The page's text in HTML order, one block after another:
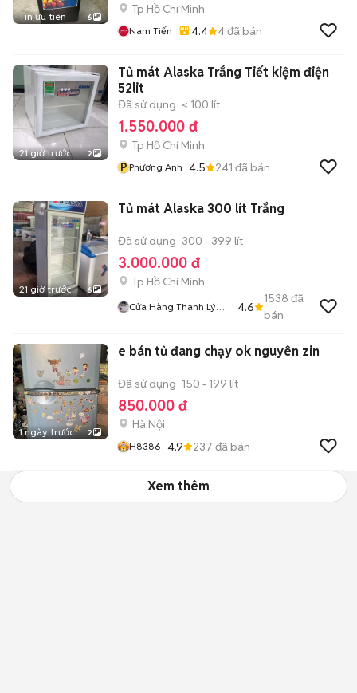
Tin ưu tiên 6
Tp Hồ Chí Minh
Nam Tiến 4.4 4đã bán
21 giờ trước 2
Tủ mát Alaska Trắng Tiết kiệm điện
52lit
Đã sử dụng < 100 lít
1.550.000 đ
Tp Hồ Chí Minh
P Phương Anh 4.5 241 đã bán
21 giờ trước 6
Tủ mát Alaska 300 lít Trắng
Đã sử dụng 300 - 399 lít
3.000.000 đ
Tp Hồ Chí Minh
Cửa Hàng Thanh Lý
4.6
1538 đã
bán
1 ngày trước 2
e bán tủ đang chạy ok nguyên zin
Đã sử dụng 150 - 199 lít
850.000 đ
Hà Nội
H8386 4.9 237 đã bán
Xem thêm